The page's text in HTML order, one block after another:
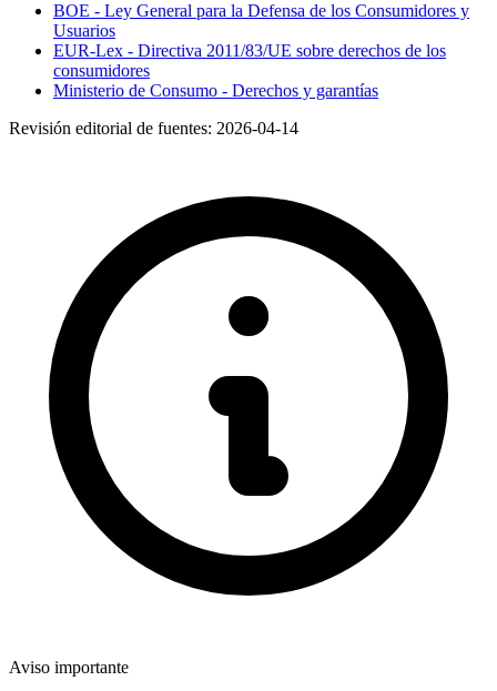
BOE - Ley General para la Defensa de los Consumidores y
Usuarios
EUR-Lex - Directiva 2011/83/UE sobre derechos de los
consumidores
Ministerio de Consumo - Derechos y garantías
Revisión editorial de fuentes: 2026-04-14
Aviso importante